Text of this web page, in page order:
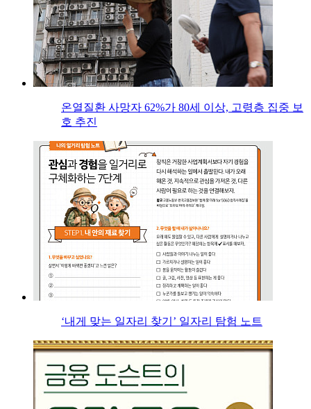
온열질환 사망자 62%가 80세 이상, 고령층 집중 보
호 추진
‘내게 맞는 일자리 찾기’ 일자리 탐험 노트